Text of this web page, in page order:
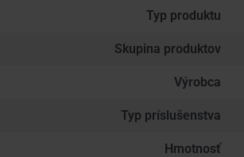
Typ produktu
Skupina produktov
Výrobca
Typ príslušenstva
Hmotnosť